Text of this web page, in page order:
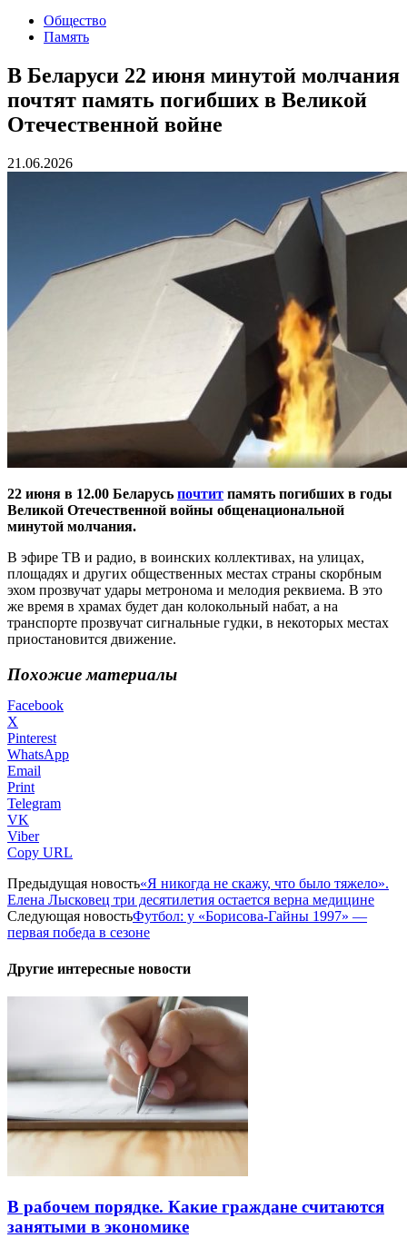
Общество
Память
В Беларуси 22 июня минутой молчания
почтят память погибших в Великой
Отечественной войне
21.06.2026
22 июня в 12.00 Беларусь почтит память погибших в годы
Великой Отечественной войны общенациональной
минутой молчания.
В эфире ТВ и радио, в воинских коллективах, на улицах,
площадях и других общественных местах страны скорбным
эхом прозвучат удары метронома и мелодия реквиема. В это
же время в храмах будет дан колокольный набат, а на
транспорте прозвучат сигнальные гудки, в некоторых местах
приостановится движение.
Похожие материалы
Facebook
X
Pinterest
WhatsApp
Email
Print
Telegram
VK
Viber
Copy URL
Предыдущая новость«Я никогда не скажу, что было тяжело».
Елена Лысковец три десятилетия остается верна медицине
Следующая новостьФутбол: у «Борисова-Гайны 1997» —
первая победа в сезоне
Другие интересные новости
В рабочем порядке. Какие граждане считаются
занятыми в экономике